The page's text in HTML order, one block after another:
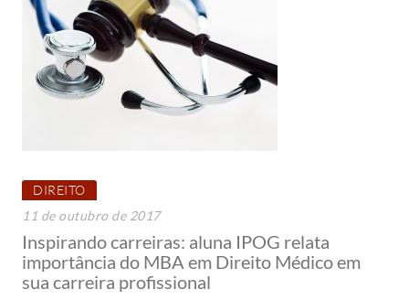
DIREITO
11 de outubro de 2017
Inspirando carreiras: aluna IPOG relata
importância do MBA em Direito Médico em
sua carreira profissional